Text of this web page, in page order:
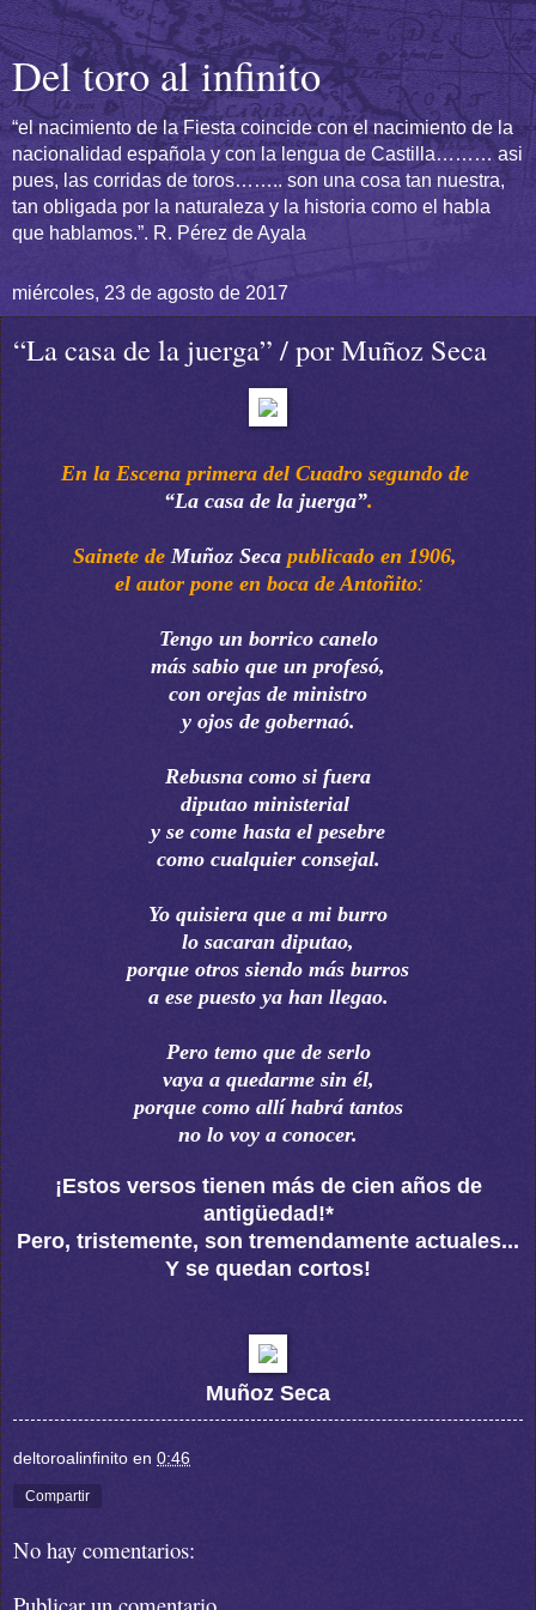
Del toro al infinito
“el nacimiento de la Fiesta coincide con el nacimiento de la
nacionalidad española y con la lengua de Castilla……… asi
pues, las corridas de toros…….. son una cosa tan nuestra,
tan obligada por la naturaleza y la historia como el habla
que hablamos.”. R. Pérez de Ayala
miércoles, 23 de agosto de 2017
“La casa de la juerga” / por Muñoz Seca
En la Escena primera del Cuadro segundo de
“La casa de la juerga”.
Sainete de Muñoz Seca publicado en 1906,
el autor pone en boca de Antoñito:
Tengo un borrico canelo
más sabio que un profesó,
con orejas de ministro
y ojos de gobernaó.
Rebusna como si fuera
diputao ministerial
y se come hasta el pesebre
como cualquier consejal.
Yo quisiera que a mi burro
lo sacaran diputao,
porque otros siendo más burros
a ese puesto ya han llegao.
Pero temo que de serlo
vaya a quedarme sin él,
porque como allí habrá tantos
no lo voy a conocer.
¡Estos versos tienen más de cien años de
antigüedad!*
Pero, tristemente, son tremendamente actuales...
Y se quedan cortos!
Muñoz Seca
deltoroalinfinito en 0:46
Compartir
No hay comentarios: